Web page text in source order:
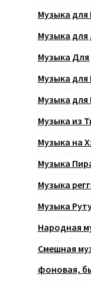
Музыка для
Музыка для
Музыка
Музыка для
Музыка для
Музыка из
Музыка на
Музыка
Музыка
Музыка
Народная
Смешная
фоновая,